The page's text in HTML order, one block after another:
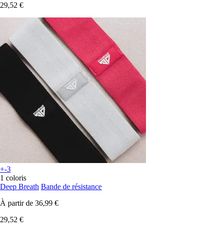
29,52 €
+-3
1 coloris
Deep Breath Bande de résistance
À partir de 36,99 €
29,52 €